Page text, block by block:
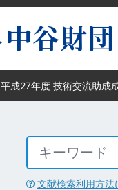
平成27年度 技術交流助成
文献検索利用方法